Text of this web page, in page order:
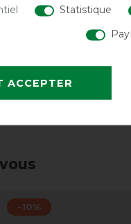
Bucas Irish
dans la livraison,
-10%
Statistique
ACCEPTER